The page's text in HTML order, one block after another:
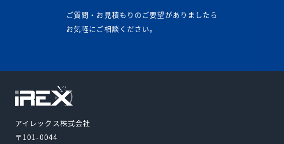
ご質問・お見積もりのご要望がありましたら
お気軽にご相談ください。
アイレックス株式会社
〒101-0044